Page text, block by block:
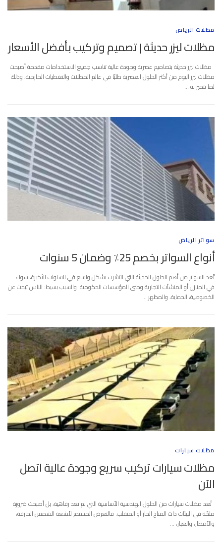
مظلات الرياض
مظلات ليزر حديثة | تصميم وتركيب بأفضل الأسعار
مظلات ليزر حديثة بتصاميم عصرية وجودة عالية تناسب جميع الاستخدامات مقدمة أصبحت
مظلات ليزر اليوم من أكثر الحلول العصرية طلبًا في عالم المظلات والتغطيات الخارجية، وذلك
لما تتميز به …
سواتر الرياض
أنواع السواتر بخصم 25٪ وضمان 5 سنوات
تُعد السواتر من أهم الحلول الحديثة التي انتشرت بشكل واسع في السنوات الأخيرة، سواء
في المنازل أو المنشآت التجارية وحتى المؤسسات الحكومية. والسبب بسيط: الناس تبحث عن
الخصوصية، الحماية، والمظهر …
مظلات سيارات
مظلات سيارات تركيب سريع وجودة عالية اتصل
الآن
تُعد مظلات سيارات من الحلول الهندسية الأساسية التي لم تعد رفاهية، بل أصبحت ضرورة
ملحّة في البيئات ذات المناخ الحار أو المتقلب. فالتعرض المستمر لأشعة الشمس الحارقة،
والأمطار، والغبار، …